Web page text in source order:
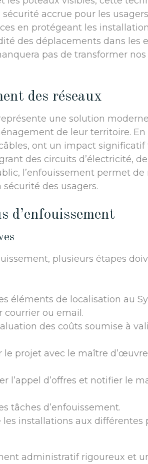
accrue pour les
en protégeant les
des déplacements dans les
pas de transformer nos
des réseaux
une solution
de leur territoire. En
ont un impact
des circuits d’électricité, de
l’enfouissement permet de
des usagers.
d’enfouissement
plusieurs étapes
éléments de localisation au
courrier ou email.
des coûts soumise à
projet avec le maître
l’appel d’offres et notifier le
tâches d’enfouissement.
les installations aux différentes
administratif rigoureux et